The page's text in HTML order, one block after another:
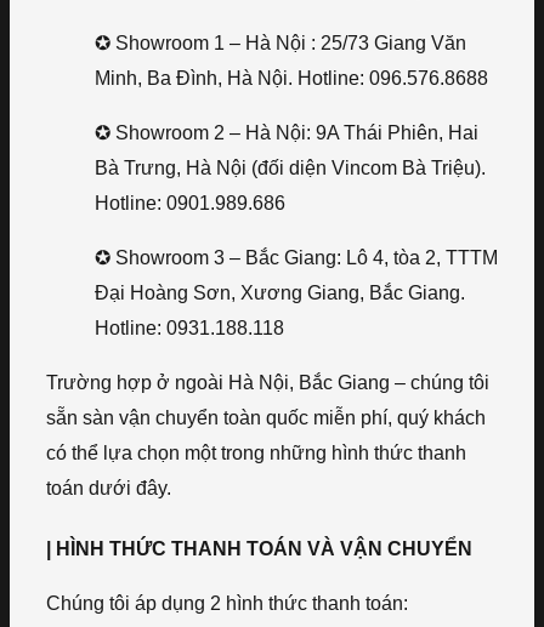
✪ Showroom 1 – Hà Nội : 25/73 Giang Văn
Minh, Ba Đình, Hà Nội. Hotline: 096.576.8688
✪ Showroom 2 – Hà Nội: 9A Thái Phiên, Hai
Bà Trưng, Hà Nội (đối diện Vincom Bà Triệu).
Hotline: 0901.989.686
✪ Showroom 3 – Bắc Giang: Lô 4, tòa 2, TTTM
Đại Hoàng Sơn, Xương Giang, Bắc Giang.
Hotline: 0931.188.118
Trường hợp ở ngoài Hà Nội, Bắc Giang – chúng tôi
sẵn sàn vận chuyển toàn quốc miễn phí, quý khách
có thể lựa chọn một trong những hình thức thanh
toán dưới đây.
| HÌNH THỨC THANH TOÁN VÀ VẬN CHUYỂN
Chúng tôi áp dụng 2 hình thức thanh toán: